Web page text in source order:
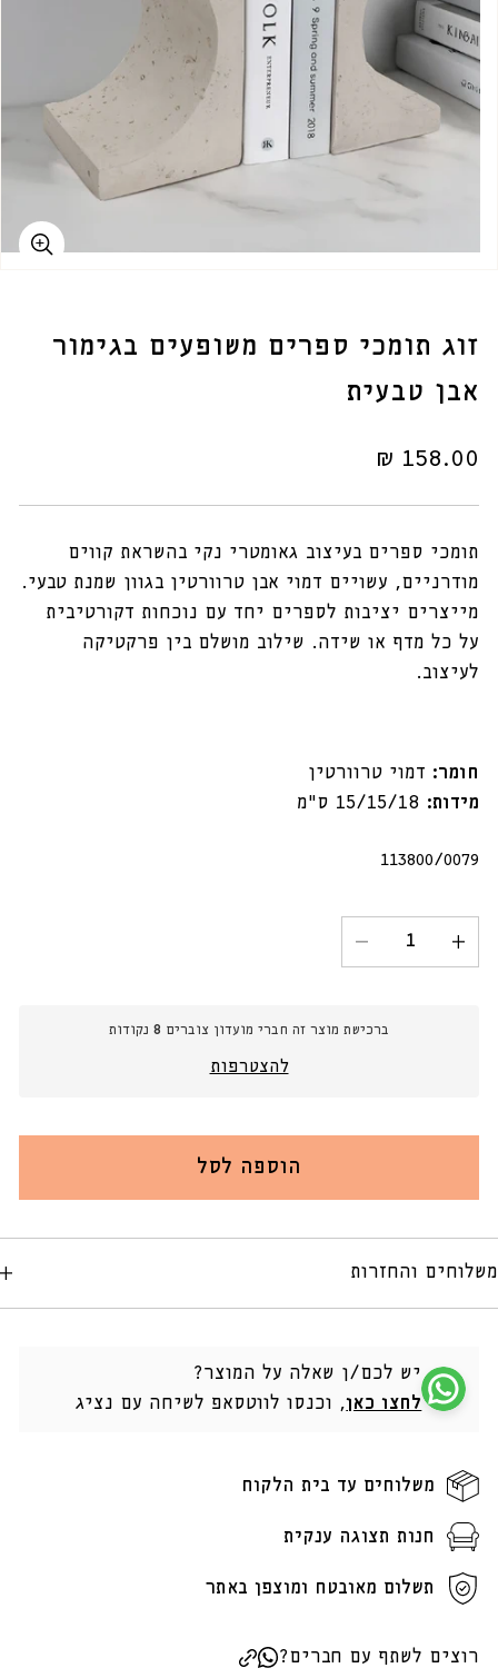
זוג תומכי ספרים משופעים בגימור
אבן טבעית
מחיר
158.00 ₪
תומכי ספרים בעיצוב גאומטרי נקי בהשראת קווים
מודרניים, עשויים דמוי אבן טרוורטין בגוון שמנת טבעי.
מייצרים יציבות לספרים יחד עם נוכחות דקורטיבית
על כל מדף או שידה. שילוב מושלם בין פרקטיקה
לעיצוב.
חומר: דמוי טרוורטין
מידות:
מק"ט:
113800/0079
הגדל
כמות
טבעית
כמות
תומכי
משופעים
טבעית
ברכישת מוצר זה חברי מועדון צוברים 8 נקודות
להצטרפות
הוספה לסל
משלוחים והחזרות
יש לכם/ן שאלה על המוצר?
לחצו כאן, וכנסו לווטסאפ לשיחה עם נציג
משלוחים עד בית הלקוח
חנות תצוגה ענקית
תשלום מאובטח ומוצפן באתר
רוצים לשתף עם חברים?